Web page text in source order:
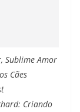
Sublime Amor
Cães
Criando